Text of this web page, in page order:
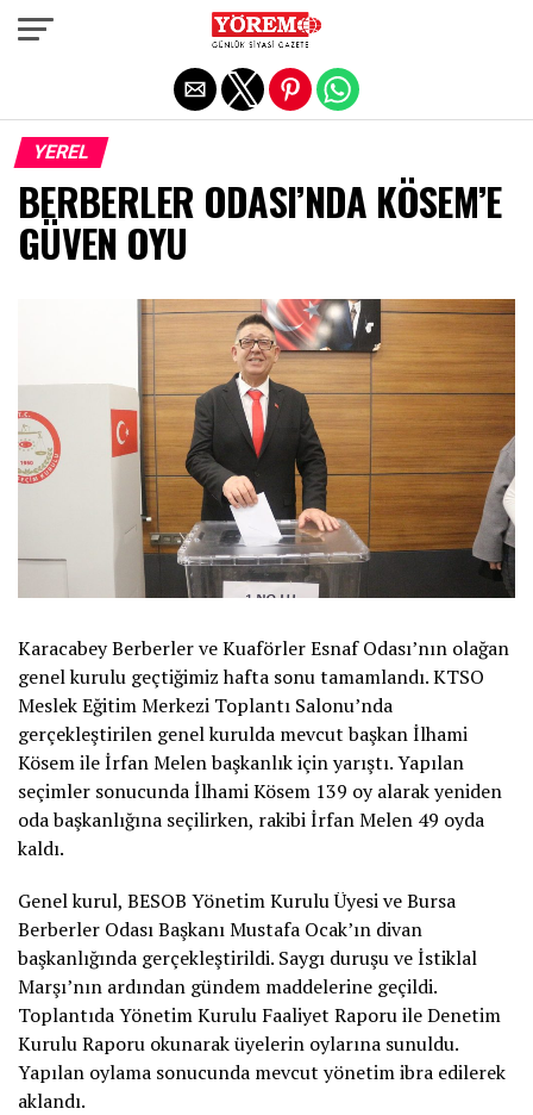
YEREL
BERBERLER ODASI’NDA KÖSEM’E
GÜVEN OYU
Karacabey Berberler ve Kuaförler Esnaf Odası’nın olağan
genel kurulu geçtiğimiz hafta sonu tamamlandı. KTSO
Meslek Eğitim Merkezi Toplantı Salonu’nda
gerçekleştirilen genel kurulda mevcut başkan İlhami
Kösem ile İrfan Melen başkanlık için yarıştı. Yapılan
seçimler sonucunda İlhami Kösem 139 oy alarak yeniden
oda başkanlığına seçilirken, rakibi İrfan Melen 49 oyda
kaldı.
Genel kurul, BESOB Yönetim Kurulu Üyesi ve Bursa
Berberler Odası Başkanı Mustafa Ocak’ın divan
başkanlığında gerçekleştirildi. Saygı duruşu ve İstiklal
Marşı’nın ardından gündem maddelerine geçildi.
Toplantıda Yönetim Kurulu Faaliyet Raporu ile Denetim
Kurulu Raporu okunarak üyelerin oylarına sunuldu.
Yapılan oylama sonucunda mevcut yönetim ibra edilerek
aklandı.
Exit mobile version